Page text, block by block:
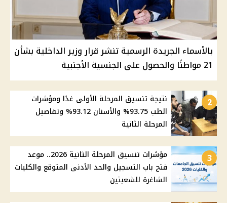
بالأسماء الجريدة الرسمية تنشر قرار وزير الداخلية بشأن
21 مواطنًا والحصول على الجنسية الأجنبية
2
نتيجة تنسيق المرحلة الأولى غدًا ومؤشرات
الطب 93.75% والأسنان 93.12% وتفاصيل
المرحلة الثانية
3
مؤشرات تنسيق المرحلة الثانية 2026.. موعد
فتح باب التسجيل والحد الأدنى المتوقع والكليات
الشاغرة للشعبتين